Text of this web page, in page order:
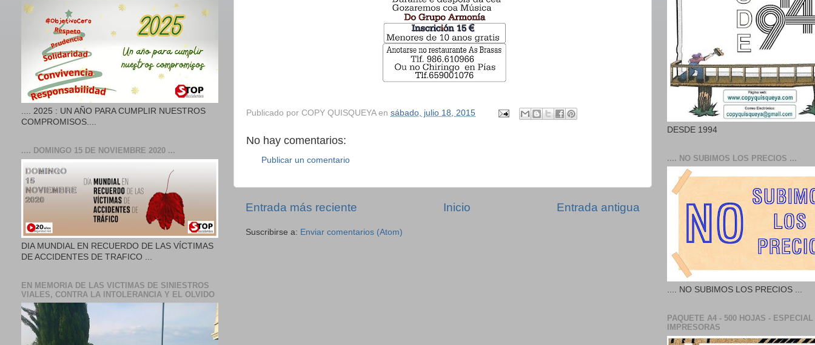
Publicado por COPY QUISQUEYA en sábado, julio 18, 2015
No hay comentarios:
Publicar un comentario
Entrada más reciente Entrada antigua
Inicio
Suscribirse a: Enviar comentarios (Atom)
.... 2025 : UN AÑO PARA CUMPLIR NUESTROS
COMPROMISOS....
.... DOMINGO 15 DE NOVIEMBRE 2020 ...
DIA MUNDIAL EN RECUERDO DE LAS VÍCTIMAS
DE ACCIDENTES DE TRAFICO ...
EN MEMORIA DE LAS VICTIMAS DE SINIESTROS
VIALES, CONTRA LA INTOLERANCIA Y EL OLVIDO
DESDE 1994
.... NO SUBIMOS LOS PRECIOS ...
.... NO SUBIMOS LOS PRECIOS ...
PAQUETE A4 - 500 HOJAS - ESPECIAL
IMPRESORAS